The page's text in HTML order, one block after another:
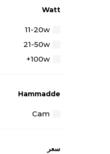
Watt
11-20w
21-50w
100w+
Hammadde
Cam
سعر